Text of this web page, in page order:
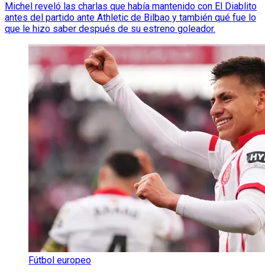
Michel reveló las charlas que había mantenido con El Diablito
antes del partido ante Athletic de Bilbao y también qué fue lo
que le hizo saber después de su estreno goleador.
Fútbol europeo